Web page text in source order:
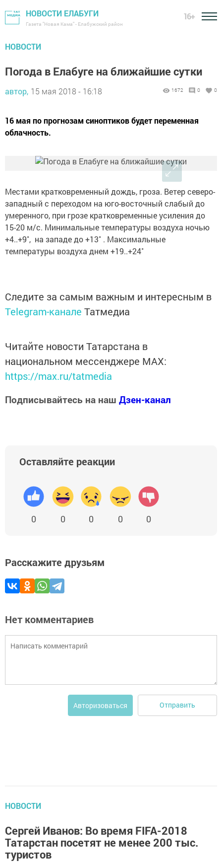
НОВОСТИ ЕЛАБУГИ
Газета "Новая Кама" - Елабужский район
16+
НОВОСТИ
Погода в Елабуге на ближайшие сутки
автор, 15 мая 2018 - 16:18 1672 0 0
16 мая по прогнозам синоптиков будет переменная
облачность.
Местами кратковременный дождь, гроза. Ветер северо-
западный с переходом на юго-восточный слабый до
умеренного, при грозе кратковременные усиления до
15-20 м/с. Минимальные температуры воздуха ночью
+4..+9˚, на западе до +13˚ . Максимальные
температуры воздуха днем +19..+24˚
Следите за самым важным и интересным в
Telegram-канале Татмедиа
Читайте новости Татарстана в
национальном мессенджере MАХ:
https://max.ru/tatmedia
Подписывайтесь на наш Дзен-канал
Оставляйте реакции
0 0 0 0 0
Расскажите друзьям
Нет комментариев
Авторизоваться Отправить
НОВОСТИ
Сергей Иванов: Во время FIFA-2018
Татарстан посетят не менее 200 тыс.
туристов